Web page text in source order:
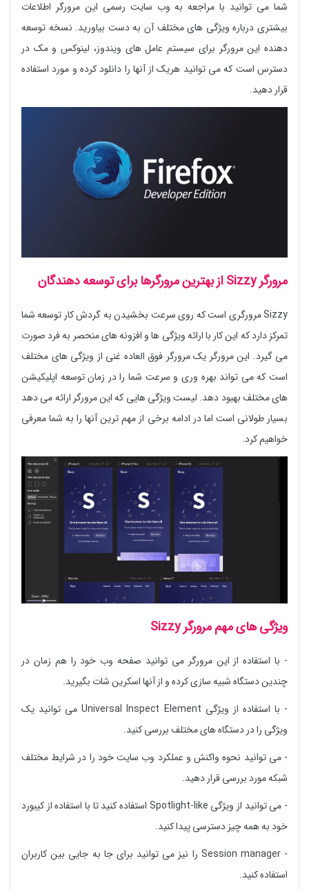
شما می توانید با مراجعه به وب سایت رسمی این مرورگر اطلاعات
بیشتری درباره ویژگی های مختلف آن به دست بیاورید. نسخه توسعه
دهنده این مرورگر برای سیستم عامل های ویندوز، لینوکس و مک در
دسترس است که می توانید هریک از آنها را دانلود کرده و مورد استفاده
قرار دهید.
مرورگر Sizzy از بهترین مرورگرها برای توسعه دهندگان
Sizzy مرورگری است که روی سرعت بخشیدن به گردش کار توسعه شما
تمرکز دارد که این کار با ارائه ویژگی ها و افزونه های منحصر به فرد صورت
می گیرد. این مرورگر یک مرورگر فوق العاده غنی از ویژگی های مختلف
است که می تواند بهره وری و سرعت شما را در زمان توسعه اپلیکیشن
های مختلف بهبود دهد. لیست ویژگی هایی که این مرورگر ارائه می دهد
بسیار طولانی است اما در ادامه برخی از مهم ترین آنها را به شما معرفی
خواهیم کرد.
ویژگی های مهم مرورگر Sizzy
- با استفاده از این مرورگر می توانید صفحه وب خود را هم زمان در
چندین دستگاه شبیه سازی کرده و از آنها اسکرین شات بگیرید.
- با استفاده از ویژگی Universal Inspect Element می توانید یک
ویژگی را در دستگاه های مختلف بررسی کنید.
- می توانید نحوه واکنش و عملکرد وب سایت خود را در شرایط مختلف
شبکه مورد بررسی قرار دهید.
- می توانید از ویژگی Spotlight-like استفاده کنید تا با استفاده از کیبورد
خود به همه چیز دسترسی پیدا کنید.
- Session manager را نیز می توانید برای جا به جایی بین کاربران
استفاده کنید.